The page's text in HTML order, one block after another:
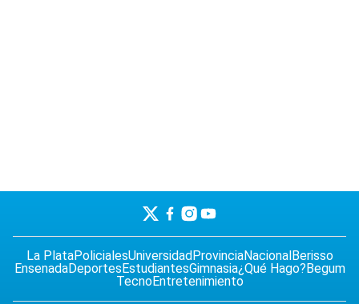
La PlataPolicialesUniversidadProvinciaNacionalBerisso
EnsenadaDeportesEstudiantesGimnasia¿Qué Hago?Begum
TecnoEntretenimiento